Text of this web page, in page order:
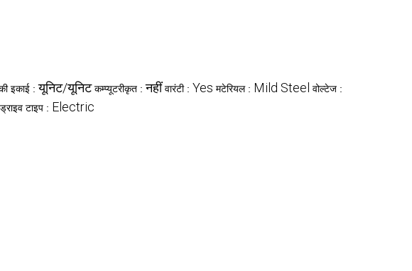
इकाई :यूनिट/यूनिट कम्प्यूटरीकृत :नहीं वारंटी : Yes मटेरियल : Mild Steel वोल्टेज :
ड्राइव टाइप : Electric